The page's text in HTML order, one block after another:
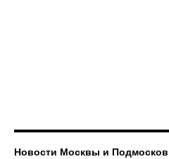
Новости Москвы и